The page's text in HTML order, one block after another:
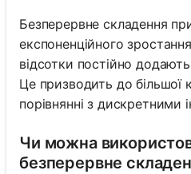
Безперервне складення
експоненційного
відсотки постійно
Це призводить до більшої
порівнянні з дискретними
Чи можна
безперервне